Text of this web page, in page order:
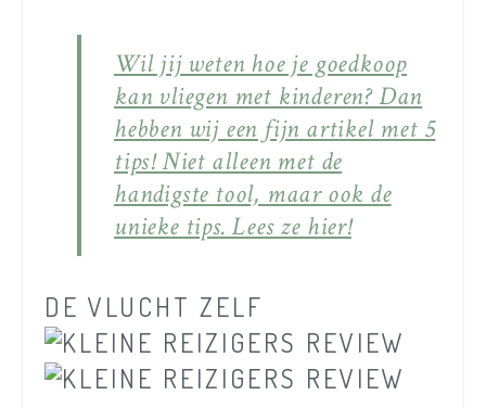
Wil jij weten hoe je goedkoop
kan vliegen met kinderen? Dan
hebben wij een fijn artikel met 5
tips! Niet alleen met de
handigste tool, maar ook de
unieke tips. Lees ze hier!
DE VLUCHT ZELF